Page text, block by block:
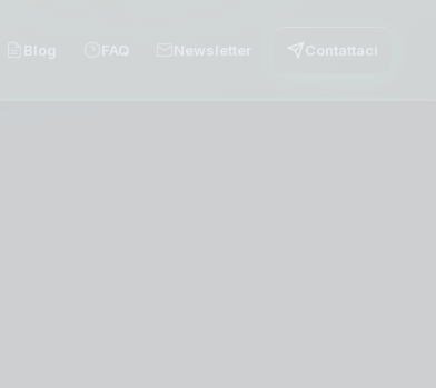
Blog FAQ Newsletter Contattaci